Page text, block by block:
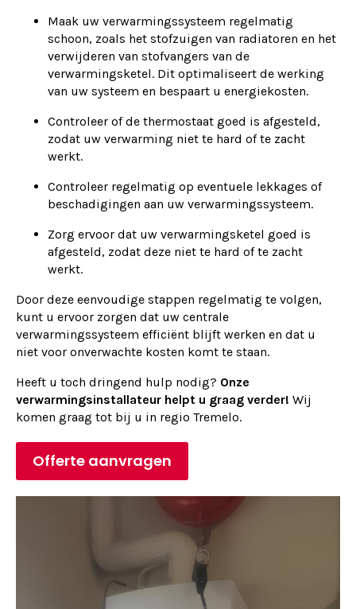
Maak uw verwarmingssysteem regelmatig
schoon, zoals het stofzuigen van radiatoren en het
verwijderen van stofvangers van de
verwarmingsketel. Dit optimaliseert de werking
van uw systeem en bespaart u energiekosten.
Controleer of de thermostaat goed is afgesteld,
zodat uw verwarming niet te hard of te zacht
werkt.
Controleer regelmatig op eventuele lekkages of
beschadigingen aan uw verwarmingssysteem.
Zorg ervoor dat uw verwarmingsketel goed is
afgesteld, zodat deze niet te hard of te zacht
werkt.
Door deze eenvoudige stappen regelmatig te volgen,
kunt u ervoor zorgen dat uw centrale
verwarmingssysteem efficiënt blijft werken en dat u
niet voor onverwachte kosten komt te staan.
Heeft u toch dringend hulp nodig? Onze
verwarmingsinstallateur helpt u graag verder! Wij
komen graag tot bij u in regio Tremelo.
Offerte aanvragen